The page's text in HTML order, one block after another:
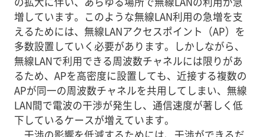
増しています。このような無線LAN利用の急増を支
えるためには、無線LANアクセスポイント（AP）を
多数設置していく必要があります。しかしながら、
無線LANで利用できる周波数チャネルには限りがあ
るため、APを高密度に設置しても、近接する複数の
APが同一の周波数チャネルを共用してしまい、無線
LAN間で電波の干渉が発生し、通信速度が著しく低
下しているケースが増えています。